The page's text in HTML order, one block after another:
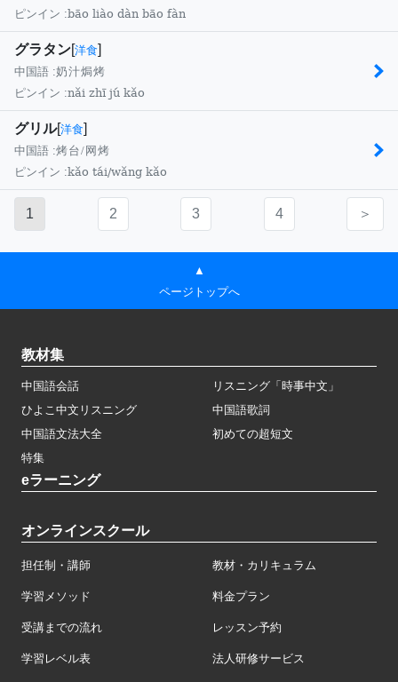
ピンイン :bāo liào dàn bāo fàn
グラタン[洋食]
中国語 :奶汁焗烤
ピンイン :nǎi zhī jú kǎo
グリル[洋食]
中国語 :烤台/网烤
ピンイン :kǎo tái/wǎng kǎo
1 2 3 4 ＞
▲
ページトップへ
教材集
中国語会話
リスニング「時事中文」
ひよこ中文リスニング
中国語歌詞
中国語文法大全
初めての超短文
特集
eラーニング
オンラインスクール
担任制・講師 教材・カリキュラム
学習メソッド 料金プラン
受講までの流れ レッスン予約
学習レベル表 法人研修サービス